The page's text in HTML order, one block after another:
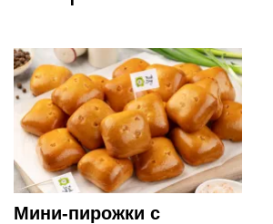
Мини-пирожки с